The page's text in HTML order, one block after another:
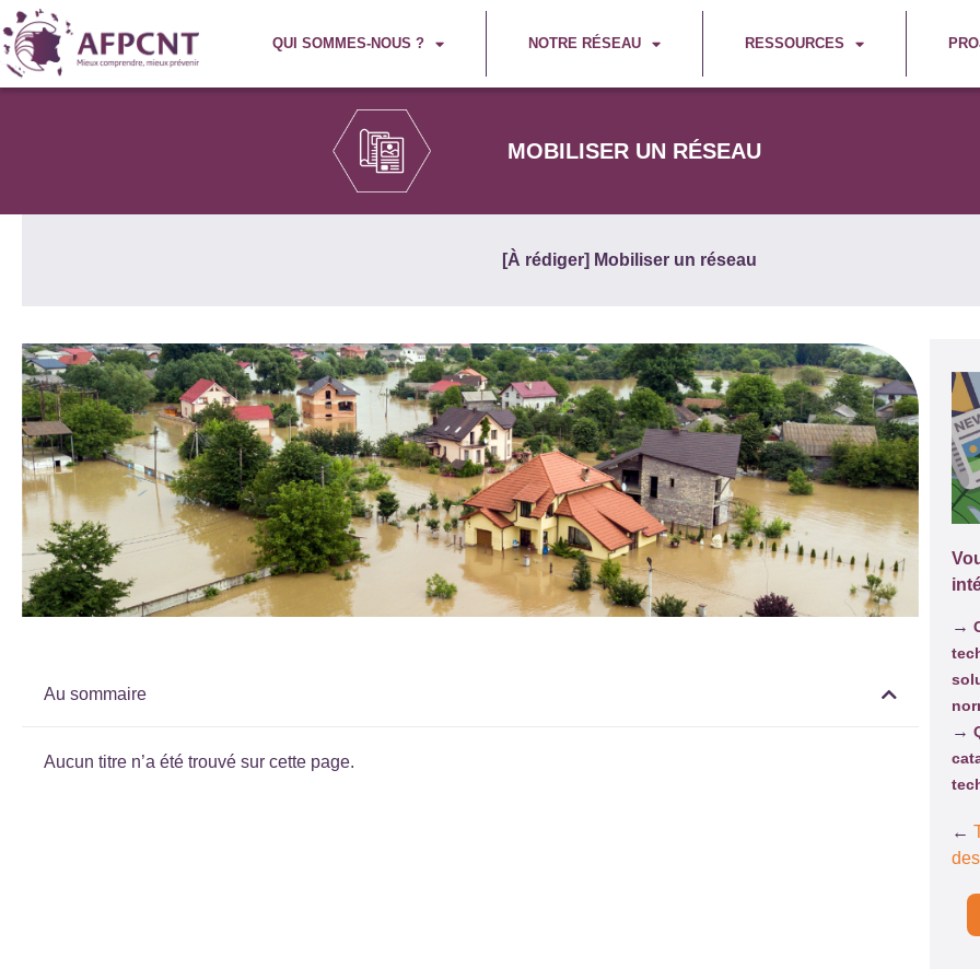
QUI SOMMES-NOUS ? NOTRE RÉSEAU RESSOURCES
MOBILISER UN RÉSEAU
[À rédiger] Mobiliser un réseau
Au sommaire
Aucun titre n’a été trouvé sur cette page.
→
→
←